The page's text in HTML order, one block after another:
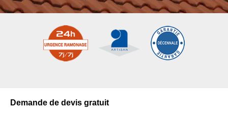
Demande de devis gratuit